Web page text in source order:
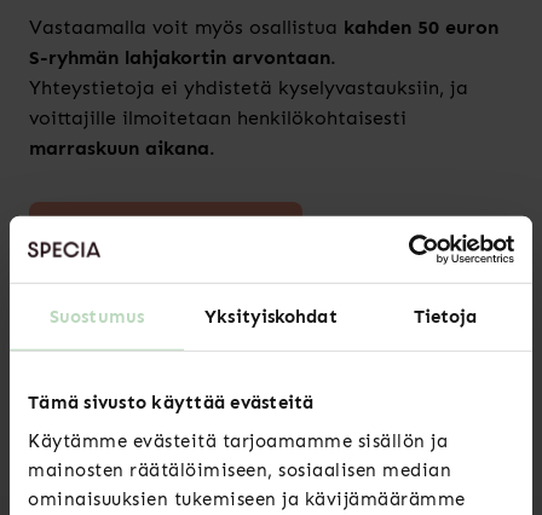
Suostumus Yksityiskohdat Tietoja
Tämä sivusto käyttää evästeitä
Käytämme evästeitä tarjoamamme sisällön ja
mainosten räätälöimiseen, sosiaalisen median
ominaisuuksien tukemiseen ja kävijämäärämme
Vastaamalla voit myös osallistua kahden 50 euron
S-ryhmän lahjakortin arvontaan.
Yhteystietoja ei yhdistetä kyselyvastauksiin, ja
voittajille ilmoitetaan henkilökohtaisesti
marraskuun aikana.
Kiitos, että autat meitä vahvistamaan
opiskelijoiden ääntä työelämässä!
Tekla Kosonen, yhteisökoordinaattori